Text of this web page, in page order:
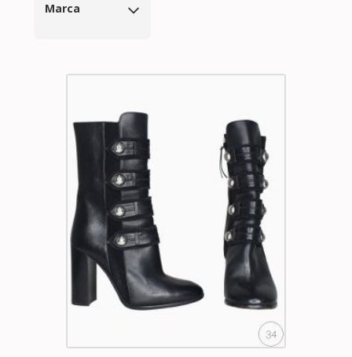
Marca